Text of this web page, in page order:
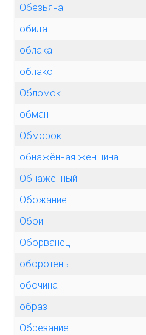
Обезьяна
обида
облака
облако
Обломок
обман
Обморок
обнажённая женщина
Обнаженный
Обожание
Обои
Оборванец
оборотень
обочина
образ
Обрезание